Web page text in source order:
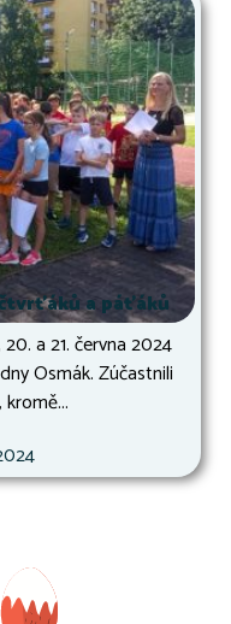
a páťáků
a 21. června 2024
Osmák. Zúčastnili